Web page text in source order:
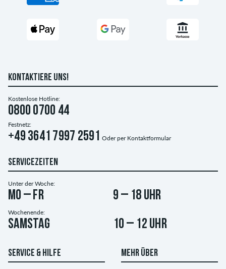
KONTAKTIERE UNS!
Kostenlose Hotline:
0800 0700 44
Festnetz:
+49 3641 7997 2591 Oder per Kontaktformular
SERVICEZEITEN
Unter der Woche:
Mo – Fr 9 – 18 Uhr
Wochenende:
Samstag 10 – 12 Uhr
SERVICE & HILFE MEHR ÜBER